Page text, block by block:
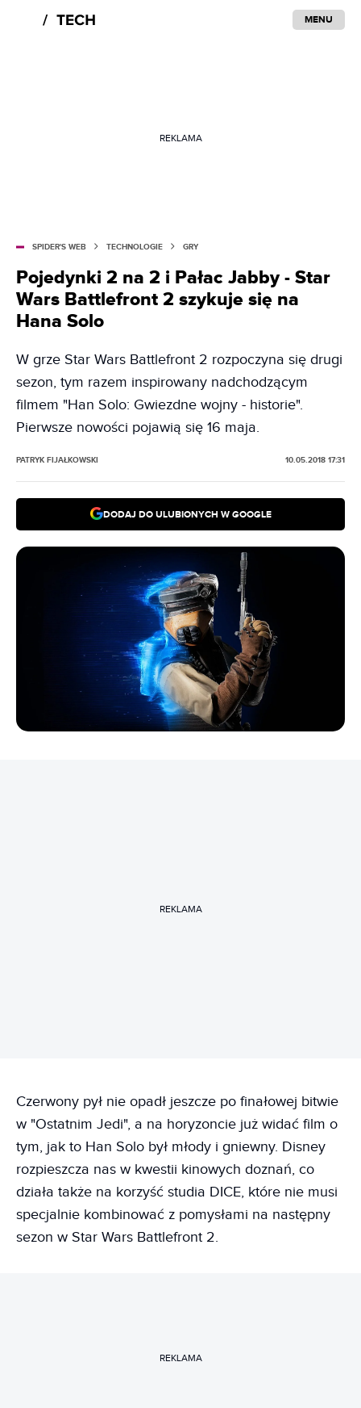
MENU
REKLAMA
SPIDER'S WEB TECHNOLOGIE GRY
Pojedynki 2 na 2 i Pałac Jabby - Star
Wars Battlefront 2 szykuje się na
Hana Solo
W grze Star Wars Battlefront 2 rozpoczyna się drugi
sezon, tym razem inspirowany nadchodzącym
filmem "Han Solo: Gwiezdne wojny - historie".
Pierwsze nowości pojawią się 16 maja.
PATRYK FIJAŁKOWSKI 10.05.2018 17:31
DODAJ DO ULUBIONYCH W GOOGLE
REKLAMA
Czerwony pył nie opadł jeszcze po finałowej bitwie
w "Ostatnim Jedi", a na horyzoncie już widać film o
tym, jak to Han Solo był młody i gniewny. Disney
rozpieszcza nas w kwestii kinowych doznań, co
działa także na korzyść studia DICE, które nie musi
specjalnie kombinować z pomysłami na następny
sezon w Star Wars Battlefront 2.
REKLAMA